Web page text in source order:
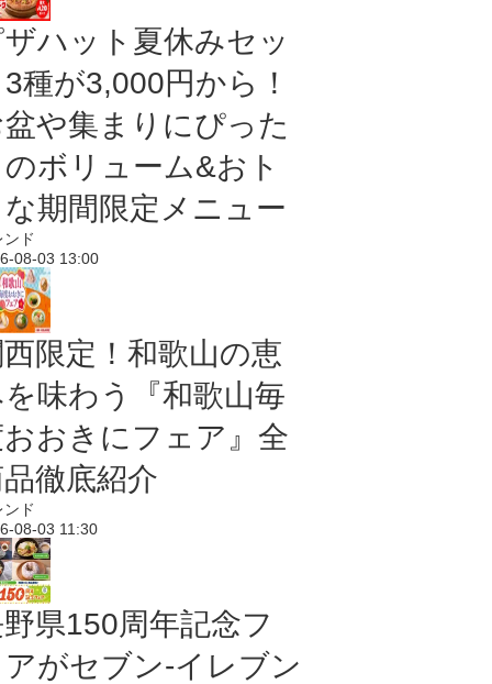
ハット夏休みセッ
種が3,000円から！
や集まりにぴった
ボリューム&おト
期間限定メニュー
ンド
08-03 13:00
限定！和歌山の恵
味わう『和歌山毎
おきにフェア』全
徹底紹介
ンド
08-03 11:30
県150周年記念フ
がセブン-イレブン